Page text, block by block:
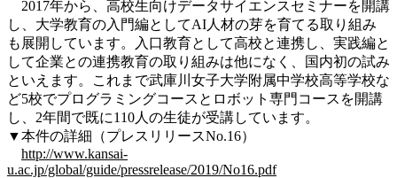
2017年から、高校生向けデータサイエンスセミナーを開講
し、大学教育の入門編としてAI人材の芽を育てる取り組み
も展開しています。入口教育として高校と連携し、実践編と
して企業との連携教育の取り組みは他になく、国内初の試み
といえます。これまで武庫川女子大学附属中学校高等学校な
ど5校でプログラミングコースとロボット専門コースを開講
し、2年間で既に110人の生徒が受講しています。
▼本件の詳細（プレスリリースNo.16）
http://www.kansai-
u.ac.jp/global/guide/pressrelease/2019/No16.pdf